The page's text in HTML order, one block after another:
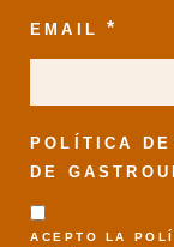
EMAIL*
POLÍTICA
DE
ACEPTO LA